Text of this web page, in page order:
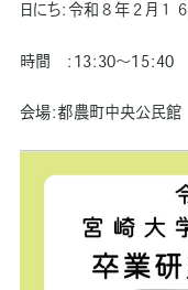
日にち：令和８年２月１６
時間 ：13：30～15：40
会場：都農町中央公民